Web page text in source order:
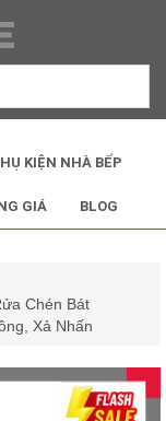
KIỆN NHÀ BẾP
GIÁ BLOG
Chén Bát
Xả Nhấn